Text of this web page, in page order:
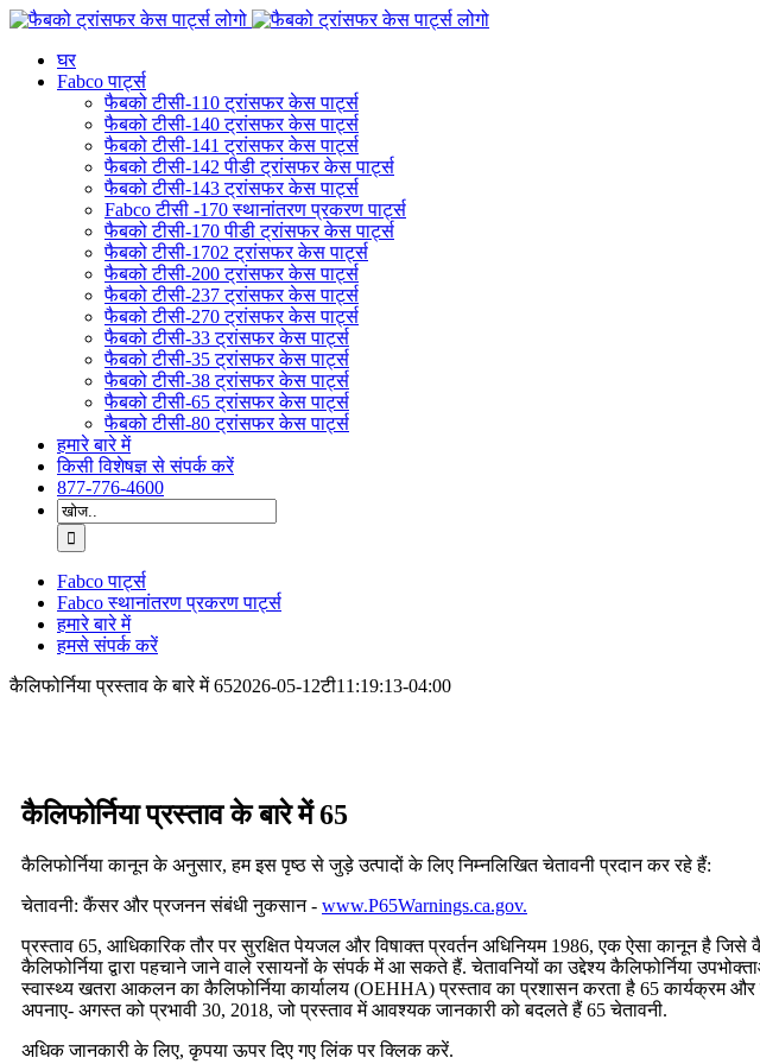
इसे
सामग्रीघर
Fabco पार्ट्स
फैबको टीसी-110 ट्रांसफर केस पार्ट्स
फैबको टीसी-140 ट्रांसफर केस पार्ट्स
फैबको टीसी-141 ट्रांसफर केस पार्ट्स
फैबको टीसी-142 पीडी ट्रांसफर केस पार्ट्स
फैबको टीसी-143 ट्रांसफर केस पार्ट्स
Fabco टीसी -170 स्थानांतरण प्रकरण पार्ट्स
फैबको टीसी-170 पीडी ट्रांसफर केस पार्ट्स
फैबको टीसी-1702 ट्रांसफर केस पार्ट्स
फैबको टीसी-200 ट्रांसफर केस पार्ट्स
फैबको टीसी-237 ट्रांसफर केस पार्ट्स
फैबको टीसी-270 ट्रांसफर केस पार्ट्स
फैबको टीसी-33 ट्रांसफर केस पार्ट्स
फैबको टीसी-35 ट्रांसफर केस पार्ट्स
फैबको टीसी-38 ट्रांसफर केस पार्ट्स
फैबको टीसी-65 ट्रांसफर केस पार्ट्स
फैबको टीसी-80 ट्रांसफर केस पार्ट्स
हमारे बारे में
किसी विशेषज्ञ से संपर्क करें
877-776-4600
निम्न
को
खोजें:
Fabco पार्ट्स
Fabco स्थानांतरण प्रकरण पार्ट्स
हमारे बारे में
हमसे संपर्क करें
कैलिफोर्निया प्रस्ताव के बारे में 652026-05-12टी11:19:13-04:00
कैलिफोर्निया प्रस्ताव के बारे में 65
कैलिफोर्निया कानून के अनुसार, हम इस पृष्ठ से जुड़े उत्पादों के लिए निम्नलिखित चेतावनी प्रदान कर रहे हैं:
चेतावनी: कैंसर और प्रजनन संबंधी नुकसान - www.P65Warnings.ca.gov.
प्रस्ताव 65, आधिकारिक तौर पर सुरक्षित पेयजल और विषाक्त प्रवर्तन अधिनियम 1986, एक ऐसा कानून है
कैलिफोर्निया द्वारा पहचाने जाने वाले रसायनों के संपर्क में आ सकते हैं. चेतावनियों का उद्देश्य कैलिफोर्निया
स्वास्थ्य खतरा आकलन का कैलिफोर्निया कार्यालय (OEHHA) प्रस्ताव का प्रशासन करता है 65 कार्यक्रम
अपनाए- अगस्त को प्रभावी 30, 2018, जो प्रस्ताव में आवश्यक जानकारी को बदलते हैं 65 चेतावनी.
अधिक जानकारी के लिए, कृपया ऊपर दिए गए लिंक पर क्लिक करें.